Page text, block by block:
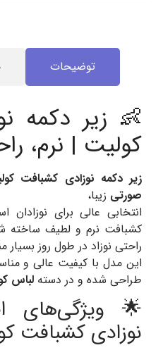
توضیحات
👶 زیر دکمه
کولیت | نرم،
زیر دکمه نوزادی کشبافت
صورتی زیبا،
انتخابی عالی برای
کشبافت نرم و لطیف ساخته
راحتی نوزاد در طول روز
این مدل با کیفیت عالی و
طراحی شده و در دسته لباس
🌟 ویژگی‌های
نوزادی کشبافت